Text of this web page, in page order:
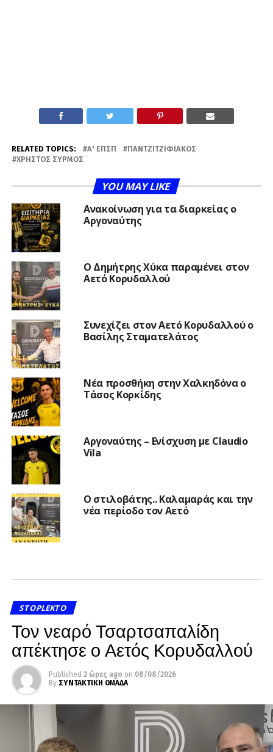
RELATED TOPICS: Α' ΕΠΣΠ
ΠΑΝΤΖΙΤΖΙΦΙΑΚΌΣ
ΧΡΉΣΤΟΣ ΣΎΡΜΟΣ
YOU MAY LIKE
Ανακοίνωση για τα διαρκείας ο
Αργοναύτης
O Δημήτρης Χύκα παραμένει στον
Αετό Κορυδαλλού
Συνεχίζει στον Αετό Κορυδαλλού ο
Βασίλης Σταματελάτος
Νέα προσθήκη στην Χαλκηδόνα ο
Τάσος Κορκίδης
Αργοναύτης – Ενίσχυση με Claudio
Vila
Ο στιλοβάτης.. Καλαμαράς και την
νέα περίοδο τον Αετό
STOPLEKTO
Τον νεαρό Τσαρτσαπαλίδη
απέκτησε ο Αετός Κορυδαλλού
Published 2 ώρες ago on 08/08/2026
By ΣΥΝΤΑΚΤΙΚΗ ΟΜΑΔΑ